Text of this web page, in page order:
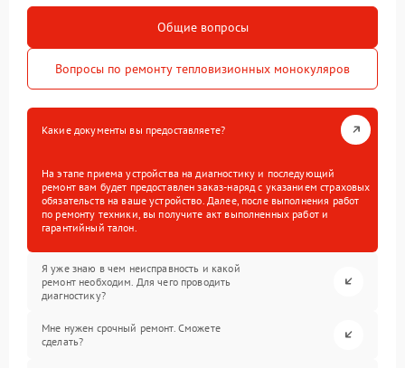
Общие вопросы
Вопросы по ремонту тепловизионных монокуляров
Какие документы вы предоставляете?
На этапе приема устройства на диагностику и последующий
ремонт вам будет предоставлен заказ-наряд с указанием страховых
обязательств на ваше устройство. Далее, после выполнения работ
по ремонту техники, вы получите акт выполненных работ и
гарантийный талон.
Я уже знаю в чем неисправность и какой
ремонт необходим. Для чего проводить
диагностику?
Мне нужен срочный ремонт. Сможете
сделать?